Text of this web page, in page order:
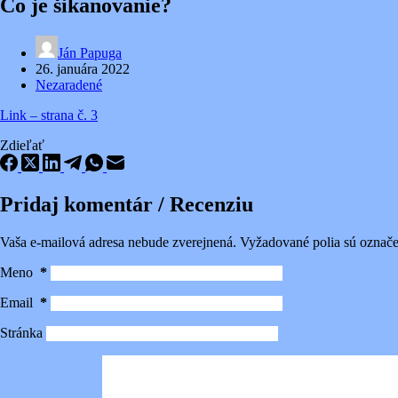
Čo je šikanovanie?
Ján Papuga
26. januára 2022
Nezaradené
Link – strana č. 3
Zdieľať
Pridaj komentár / Recenziu
Vaša e-mailová adresa nebude zverejnená. Vyžadované polia sú
Meno *
Email *
Stránka